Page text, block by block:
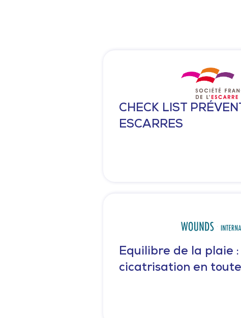
CHECK LIST
ESCARRES
Equilibre de la plaie
cicatrisation en